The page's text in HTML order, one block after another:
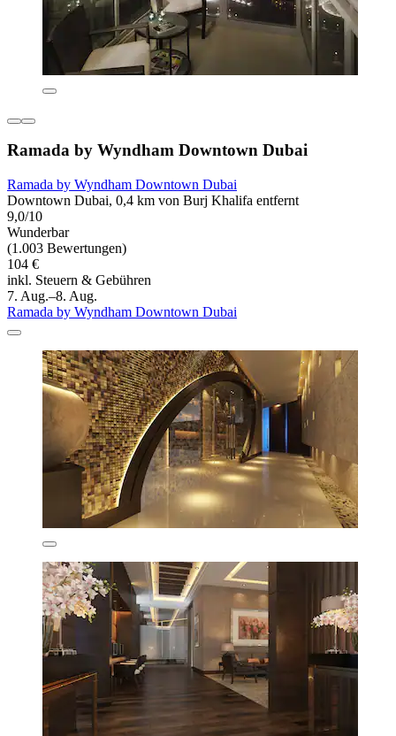
Ramada by Wyndham Downtown Dubai
Ramada by Wyndham Downtown Dubai
Downtown Dubai, 0,4 km von Burj Khalifa entfernt
9,0/10
Wunderbar
(1.003 Bewertungen)
104 €
inkl. Steuern & Gebühren
7. Aug.–8. Aug.
Ramada by Wyndham Downtown Dubai